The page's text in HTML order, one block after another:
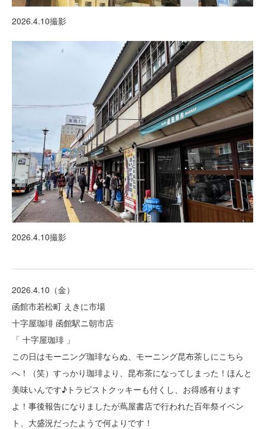
2026.4.10撮影
2026.4.10撮影
2026.4.10（金）
函館市若松町 えきに市場
十字屋珈琲 函館駅ニ朝市店
「 十字屋珈琲 」
この日はモーニング珈琲ならぬ、モーニング昆布茶しにこちら
へ！（笑）すっかり珈琲より、昆布茶になってしまった！ほんと
美味いんです♪トラピストクッキーも付くし、お得感有ります
よ！事後報告になりましたが蔦屋書店で行われた百年祭イベン
ト、大盛況だったようで何よりです！